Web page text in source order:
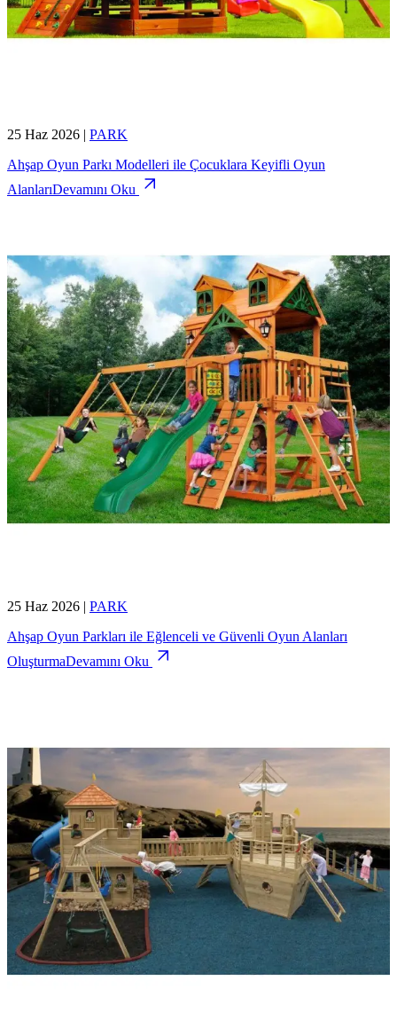
25 Haz 2026 | PARK
Ahşap Oyun Parkı Modelleri ile Çocuklara Keyifli Oyun
AlanlarıDevamını Oku
25 Haz 2026 | PARK
Ahşap Oyun Parkları ile Eğlenceli ve Güvenli Oyun Alanları
OluşturmaDevamını Oku